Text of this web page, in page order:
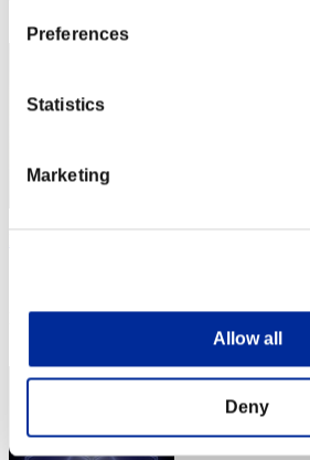
Preferences
Statistics
Marketing
Allow all
Deny
RANK